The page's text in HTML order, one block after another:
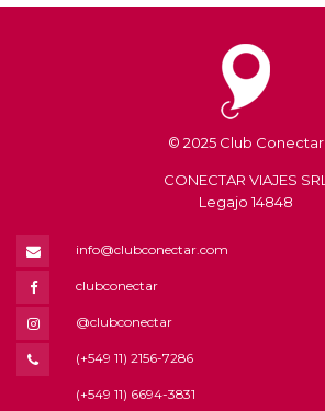
© 2025 Club Conectar
CONECTAR VIAJES SRL
Legajo 14848
info@clubconectar.com
clubconectar
@clubconectar
(+549 11) 2156-7286
(+549 11) 6694-3831